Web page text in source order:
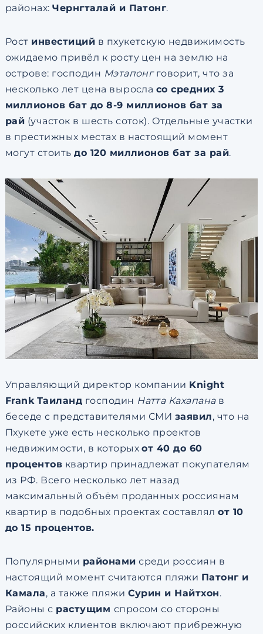
районах:Чернгталай и Патонг.
Рост инвестиций в пхукетскую недвижимость
ожидаемо привёл к росту цен на землю на
острове: господин Мэтапонгговорит, что за
несколько лет цена выросла со средних 3
миллионов бат до 8-9 миллионов бат за
рай (участок в шесть соток). Отдельные участки
в престижных местах в настоящий момент
могут стоитьдо 120 миллионов бат за рай.
Управляющий директор компании Knight
Frank Таиланд господин Натта Кахапана в
беседе с представителями СМИ заявил, что на
Пхукете уже есть несколько проектов
недвижимости, в которыхот 40 до 60
процентов квартир принадлежат покупателям
из РФ. Всего несколько лет назад
максимальный объём проданных россиянам
квартир в подобных проектах составлялот 10
до 15 процентов.
Популярными районами среди россиян в
настоящий момент считаются пляжи Патонг и
Камала, а также пляжи Сурин и Найтхон.
Районы с растущим спросом со стороны
российских клиентов включают прибрежную